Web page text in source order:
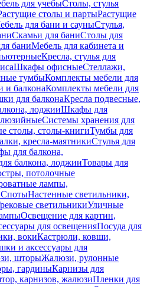
для учебыСтолы, стулья
столы и партыРастущие
для бани и сауныСтулья,
Скамьи для баниСтолы для
баниМебель для кабинета и
Кресла, стулья для
Шкафы офисныеСтеллажи,
тумбыКомплекты мебели для
и балконаКомплекты мебели для
для балконаКресла подвесные,
лоджииШкафы для
Системы хранения для
столы, столы-книгиТумбы для
кресла-маятникиСтулья для
для балкона,
балкона, лоджииТовары для
потолочные
лампы,
СпотыНастенные светильники,
светильникиУличные
Освещение для картин,
для освещенияПосуда для
вокиКастрюли, ковши,
и аксессуары для
шторыЖалюзи, рулонные
гардиныКарнизы для
карнизов, жалюзиПленки для